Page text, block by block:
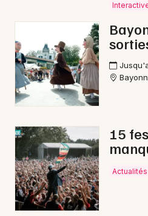
Interactives &
Atlantiques
Interactives & immersives
Interactives & immersives
Newsletter des sorties
15
Actualités